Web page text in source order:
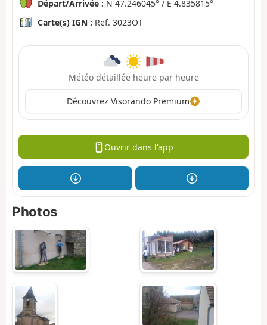
Départ/Arrivée : N 47.246045° / E 4.835815°
Carte(s) IGN : Ref. 3023OT
Météo détaillée heure par heure
Découvrez Visorando Premium
Ouvrir dans l'app
Photos